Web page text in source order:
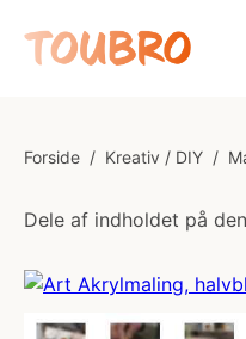
Forside / Kreativ / DIY /
Dele af indholdet på